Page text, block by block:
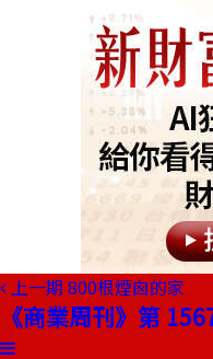
上一期 800根煙囪的家
《商業周刊》第